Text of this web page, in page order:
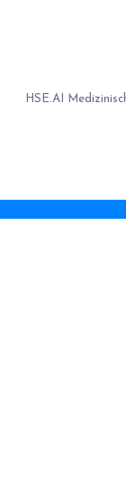
HSE.AI